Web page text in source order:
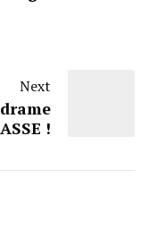
Next
!